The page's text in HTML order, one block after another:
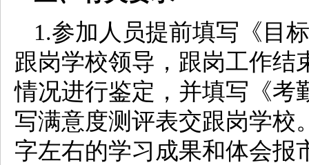
1.参加人员提前填写《目
跟岗学校领导，跟岗工作结
情况进行鉴定，并填写《考
写满意度测评表交跟岗学校
字左右的学习成果和体会报